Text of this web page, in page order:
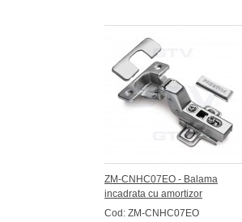
ZM-CNHC07EO - Balama
incadrata cu amortizor
Cod: ZM-CNHC07EO